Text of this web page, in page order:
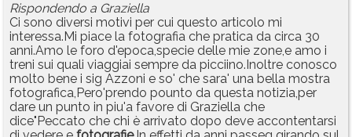
Rispondendo a Graziella
Ci sono diversi motivi per cui questo articolo mi
interessa.Mi piace la fotografia che pratica da circa 30
anni.Amo le foro d'epoca,specie delle mie zone,e amo i
treni sui quali viaggiai sempre da picciino.Inoltre conosco
molto bene i sig Azzoni e so' che sara' una bella mostra
fotografica,Pero'prendo pounto da questa notizia,per
dare un punto in piu'a favore di Graziella che
dice"Peccato che chi è arrivato dopo deve accontentarsi